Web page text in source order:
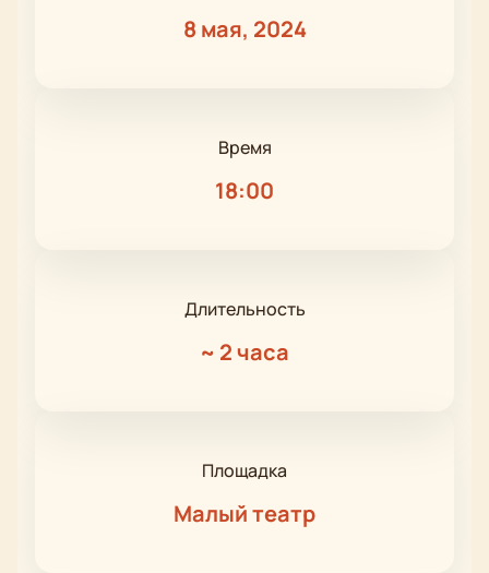
8 мая, 2024
Время
18:00
Длительность
~ 2 часа
Площадка
Малый театр